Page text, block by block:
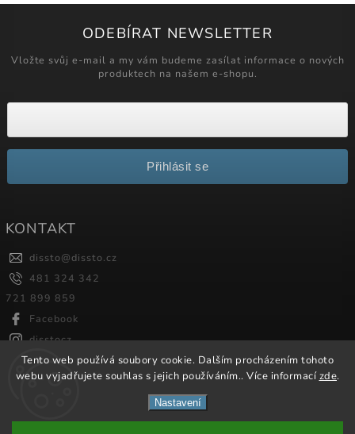
Tento web používá soubory cookie. Dalším procházením tohoto
webu vyjadřujete souhlas s jejich používáním.. Více informacízde.
Nastavení
ODEBÍRAT NEWSLETTER
Vložte svůj e-mail a my vám budeme zasílat informace o nových
produktech na našem e-shopu.
Přihlásit se
KONTAKT
dissto@dissto.cz
481 324 342
721 899 859
Facebook
disstocz
Shoptet| Design